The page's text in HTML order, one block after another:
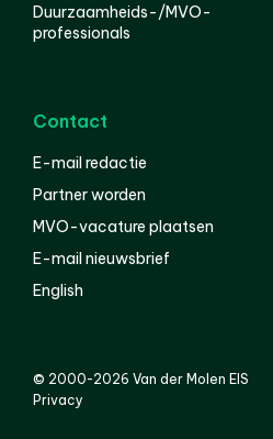
Duurzaamheids-/MVO-
professionals
Contact
E-mail redactie
Partner worden
MVO-vacature plaatsen
E-mail nieuwsbrief
English
© 2000-2026 Van der Molen EIS
Privacy